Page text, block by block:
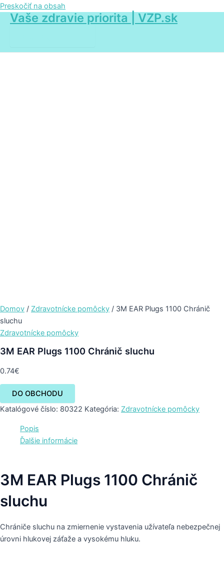
Preskočiť na obsah
Vaše zdravie priorita | VZP.sk
Domov / Zdravotnícke pomôcky / 3M EAR Plugs 1100 Chránič
sluchu
Zdravotnícke pomôcky
3M EAR Plugs 1100 Chránič sluchu
0.74€
DO OBCHODU
Katalógové číslo: 80322 Kategória: Zdravotnícke pomôcky
Popis
Ďalšie informácie
3M EAR Plugs 1100 Chránič
sluchu
Chrániče sluchu na zmiernenie vystavenia užívateľa nebezpečnej
úrovni hlukovej záťaže a vysokému hluku.